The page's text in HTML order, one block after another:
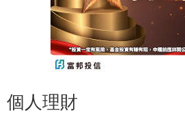
個人理財